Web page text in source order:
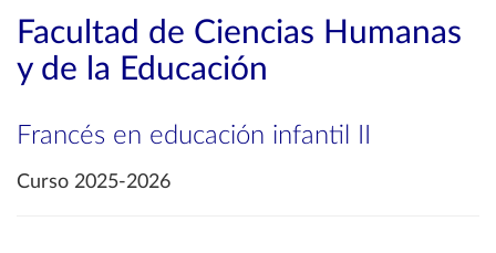
Facultad de Ciencias Humanas
y de la Educación
Francés en educación infantil II
Curso 2025-2026